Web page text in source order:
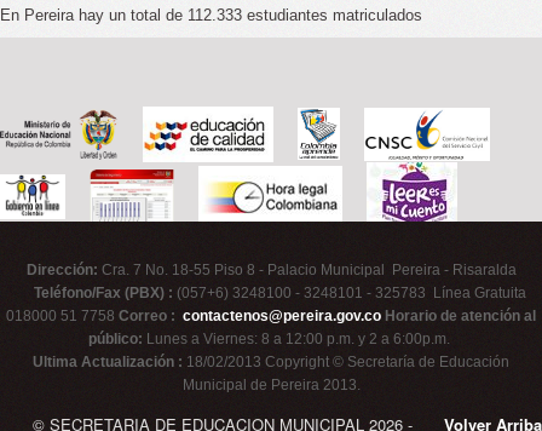
En Pereira hay un total de 112.333 estudiantes matriculados
Dirección: Cra. 7 No. 18-55 Piso 8 - Palacio Municipal Pereira - Risaralda
Teléfono/Fax (PBX) : (057+6) 3248100 - 3248101 - 325783 Línea Gratuita
018000 51 7758 Correo : contactenos@pereira.gov.co Horario de atención al
público: Lunes a Viernes: 8 a 12:00 p.m. y 2 a 6:00p.m.
Ultima Actualización : 18/02/2013 Copyright © Secretaría de Educación
Municipal de Pereira 2013.
Volver Arriba
© SECRETARIA DE EDUCACION MUNICIPAL 2026 -